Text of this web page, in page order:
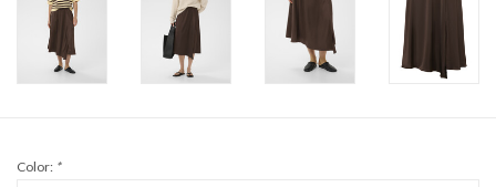
Color: *